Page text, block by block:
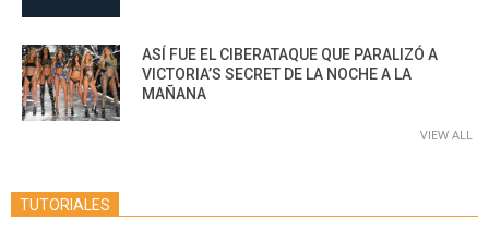
ASÍ FUE EL CIBERATAQUE QUE PARALIZÓ A
VICTORIA’S SECRET DE LA NOCHE A LA
MAÑANA
VIEW ALL
TUTORIALES